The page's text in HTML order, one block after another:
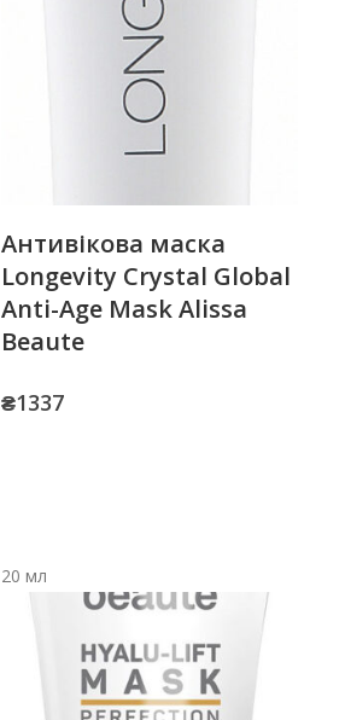
Антивікова маска
Longevity Crystal Global
Anti-Age Mask Alissa
Beaute
₴1337
20 мл